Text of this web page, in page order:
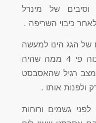
של מינרל
כיבוי השריפה .
של הגג הינו למעשה
פרויקט יקר בעלות כספית גבוה פי 4 ממה שהיה
רגיל שהאסבסט
ולפנות אותו .
גשמים ורוחות